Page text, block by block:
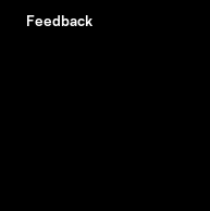
Feedback